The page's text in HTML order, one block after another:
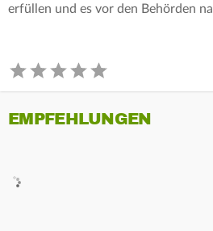
erfüllen und es vor den Behörden
EMPFEHLUNGEN